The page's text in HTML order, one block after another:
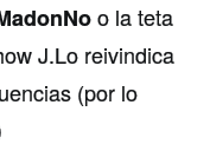
o la teta
J.Lo reivindica
(por lo